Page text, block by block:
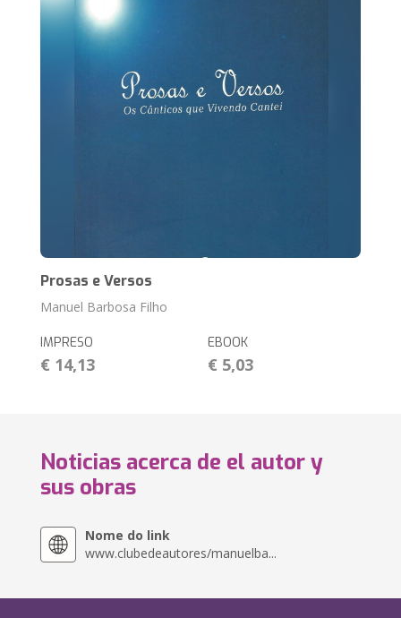
Prosas e Versos
Manuel Barbosa Filho
IMPRESO
€ 14,13
EBOOK
€ 5,03
Noticias acerca de el autor y
sus obras
Nome do link
www.clubedeautores/manuelba...